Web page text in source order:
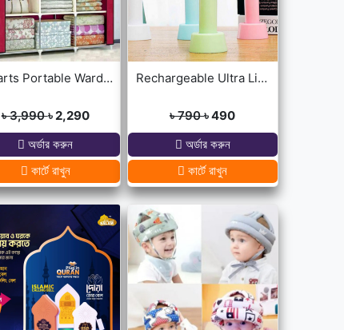
3 parts Portable Wardrobe cloth storage
৳ 3,990৳ 2,290
অর্ডার করুন
কার্টে রাখুন
Rechargeable Ultra Lightweight Handheld 3-Speed Mini USB Fan
৳ 790৳ 490
অর্ডার করুন
কার্টে রাখুন